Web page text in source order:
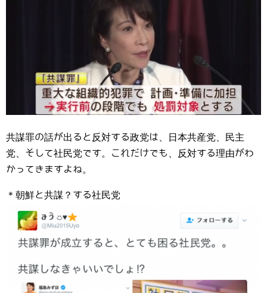
共謀罪の話が出ると反対する政党は、日本共産党、民主
党、そして社民党です。これだけでも、反対する理由がわ
かってきますよね。
＊朝鮮と共謀？する社民党